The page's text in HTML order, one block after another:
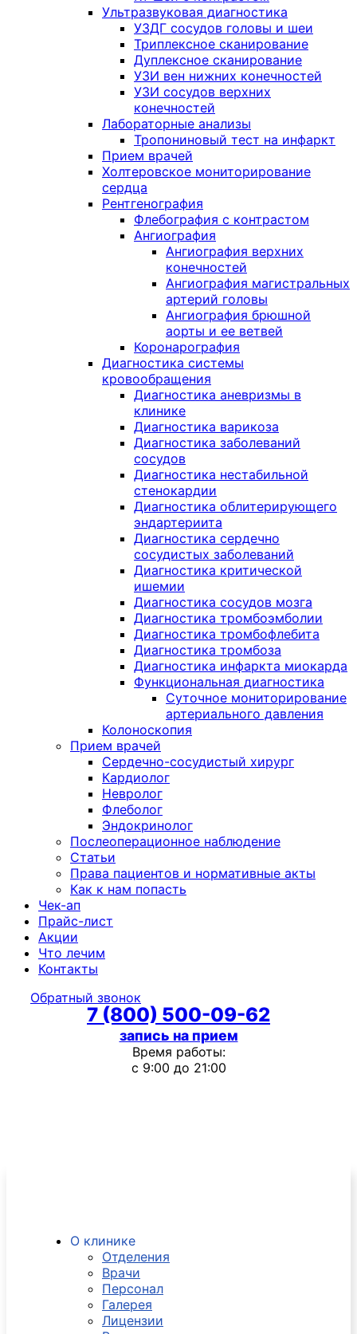
Ультразвуковая диагностика
УЗДГ сосудов головы и шеи
Триплексное сканирование
Дуплексное сканирование
УЗИ вен нижних конечностей
УЗИ сосудов верхних
конечностей
Лабораторные анализы
Тропониновый тест на инфаркт
Прием врачей
Холтеровское мониторирование
сердца
Рентгенография
Флебография с контрастом
Ангиография
Ангиография верхних
конечностей
Ангиография магистральных
артерий головы
Ангиография брюшной
аорты и ее ветвей
Коронарография
Диагностика системы
кровообращения
Диагностика аневризмы в
клинике
Диагностика варикоза
Диагностика заболеваний
сосудов
Диагностика нестабильной
стенокардии
Диагностика облитерирующего
эндартериита
Диагностика сердечно
сосудистых заболеваний
Диагностика критической
ишемии
Диагностика сосудов мозга
Диагностика тромбоэмболии
Диагностика тромбофлебита
Диагностика тромбоза
Диагностика инфаркта миокарда
Функциональная диагностика
Суточное мониторирование
артериального давления
Колоноскопия
Прием врачей
Сердечно-сосудистый хирург
Кардиолог
Невролог
Флеболог
Эндокринолог
Послеоперационное наблюдение
Статьи
Права пациентов и нормативные акты
Как к нам попасть
Чек-ап
Прайс-лист
Акции
Что лечим
Контакты
Обратный звонок
7 (800) 500-09-62
запись на прием
Время работы:
с 9:00 до 21:00
О клинике
Отделения
Врачи
Персонал
Галерея
Лицензии